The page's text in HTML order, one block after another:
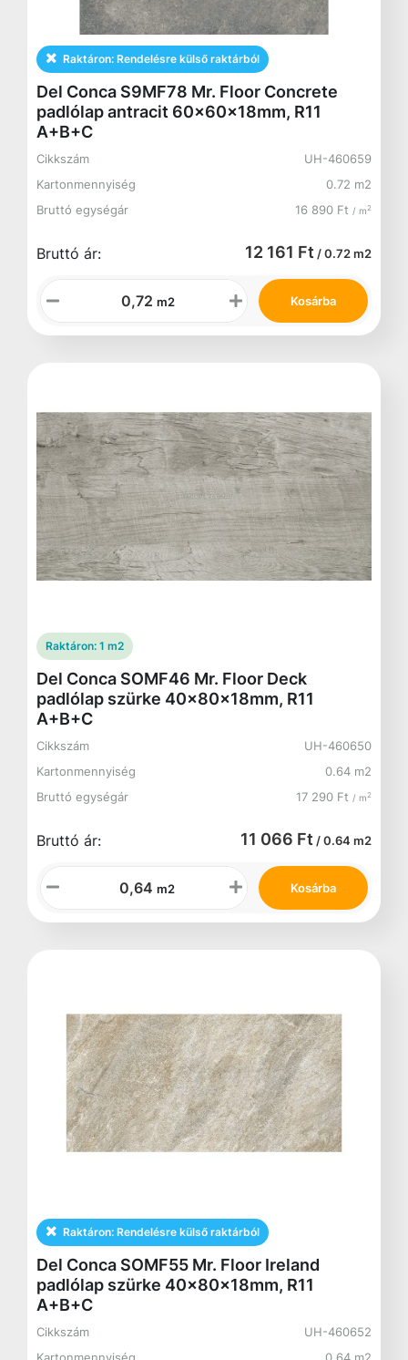
Raktáron: Rendelésre külső raktárból
Del Conca S9MF78 Mr. Floor Concrete
padlólap antracit 60x60x18mm, R11
A+B+C
Cikkszám
UH-460659
Kartonmennyiség
0.72 m2
Bruttó egységár
16 890 Ft / m2
Bruttó ár: 12 161 Ft / 0.72 m2
m2 Kosárba
Raktáron: 1 m2
Del Conca SOMF46 Mr. Floor Deck
padlólap szürke 40x80x18mm, R11
A+B+C
Cikkszám
UH-460650
Kartonmennyiség
0.64 m2
Bruttó egységár
17 290 Ft / m2
Bruttó ár: 11 066 Ft / 0.64 m2
m2 Kosárba
Raktáron: Rendelésre külső raktárból
Del Conca SOMF55 Mr. Floor Ireland
padlólap szürke 40x80x18mm, R11
A+B+C
Cikkszám
UH-460652
Kartonmennyiség
0.64 m2